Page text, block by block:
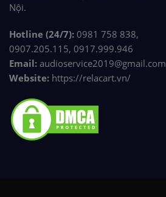
Nội.
Hotline (24/7): 0981 758 838,
0907.205.115, 0917.999.946
Email: audioservice2019@gmail.com
Website: https://relacart.vn/